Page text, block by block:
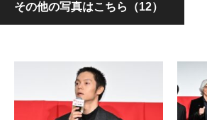
その他の写真はこちら（12）